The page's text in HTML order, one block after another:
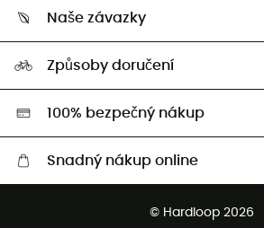
Vrácení zboží a peněz
Naši Ambasadoři
Naše závazky
Second hand
HardGreen
Způsoby doručení
100% bezpečný nákup
Snadný nákup online
Bezplatné vrácení do 100 dnů
© Hardloop 2026